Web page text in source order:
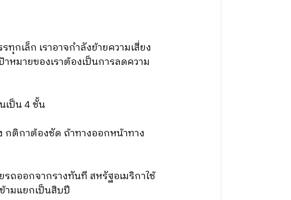
กเล็ก เราอาจกําลังย้ายความเสี่ยง
หมายของเราต้องเป็นการลดความ
เป็น 4 ชั้น
กติกาต้องชัด ถ้าทางออกหน้าทาง
ถออกจากรางทันที สหรัฐอเมริกาใช้
ามแยกเป็นสิบปี